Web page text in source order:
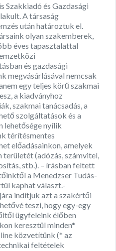
Szakkiadó és Gazdasági
A társaság
után határoztuk el.
olyan szakemberek,
éves tapasztalattal
és gazdasági
megvásárlásával nemcsak
egy teljes körű szakmai
a kiadványhoz
szakmai tanácsadás, a
szolgáltatások és a
lehetősége nyílik
térítésmentes
előadásainkon, amelyek
(adózás, számvitel,
stb.). – írásban feltett
a Menedzser Tudás-
kaphat választ.-
indítjuk azt a szakértői
teszi, hogy egy-egy
ügyfeleink élőben
keresztül minden*
közvetítünk (* az
feltételek